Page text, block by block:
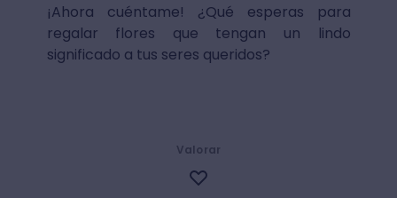
¡Ahora cuéntame! ¿Qué esperas para
regalar flores que tengan un lindo
significado a tus seres queridos?
Valorar